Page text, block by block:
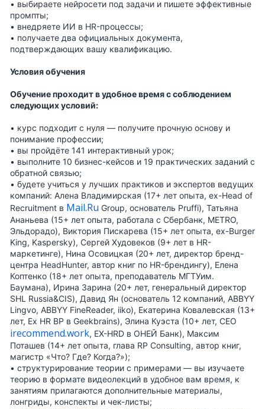
• выбираете нейросети под задачи и пишете эффективные
промпты;
• внедряете ИИ в HR-процессы;
• получаете два официальных документа,
подтверждающих вашу квалификацию.
Условия обучения
Обучение проходит в удобное время с соблюдением
следующих условий:
• курс подходит с нуля — получите прочную основу и
понимание профессии;
• вы пройдёте 141 интерактивный урок;
• выполните 10 бизнес-кейсов и 19 практических заданий с
обратной связью;
• будете учиться у лучших практиков и экспертов ведущих
компаний: Алена Владимирская (17+ лет опыта, ex-Head of
Recruitment в Mail.Ru Group, основатель Pruffi), Татьяна
Ананьева (15+ лет опыта, работала с Сбербанк, METRO,
Эльдорадо), Виктория Пискарева (15+ лет опыта, ex-Burger
King, Kaspersky), Сергей Худовеков (9+ лет в HR-
маркетинге), Нина Осовицкая (20+ лет, директор бренд-
центра HeadHunter, автор книг по HR-брендингу), Елена
Коптенко (18+ лет опыта, преподаватель МГТУим.
Баумана), Ирина Зарина (20+ лет, генеральный директор
SHL Russia&CIS), Давид Ян (основатель 12 компаний, ABBYY
Lingvo, ABBYY FineReader, iiko), Екатерина Ковалевская (13+
лет, Ex HR BP в Geekbrains), Элина Куэста (10+ лет, CEO
irecommend.work, EX-HRD в ОНЕЙ Банк), Максим
Поташев (14+ лет опыта, глава RP Consulting, автор книг,
магистр «Что? Где? Когда?»);
• структурирование теории с примерами — вы изучаете
теорию в формате видеолекций в удобное вам время, к
занятиям прилагаются дополнительные материалы,
лонгриды, конспекты и чек-листы;